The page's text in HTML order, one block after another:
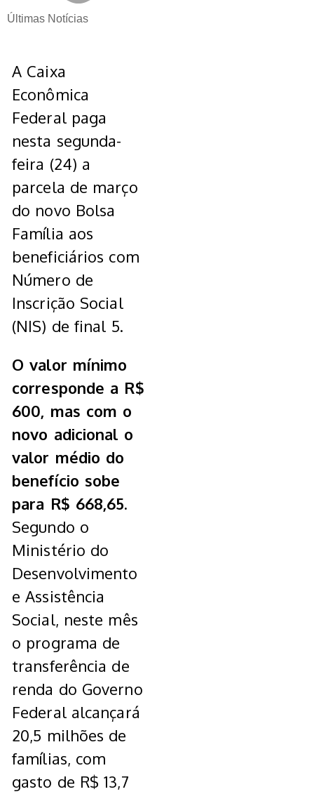
Últimas Notícias
A Caixa
Econômica
Federal paga
nesta segunda-
feira (24) a
parcela de março
do novo Bolsa
Família aos
beneficiários com
Número de
Inscrição Social
(NIS) de final 5.
O valor mínimo
corresponde a R$
600, mas com o
novo adicional o
valor médio do
benefício sobe
para R$ 668,65.
Segundo o
Ministério do
Desenvolvimento
e Assistência
Social, neste mês
o programa de
transferência de
renda do Governo
Federal alcançará
20,5 milhões de
famílias, com
gasto de R$ 13,7